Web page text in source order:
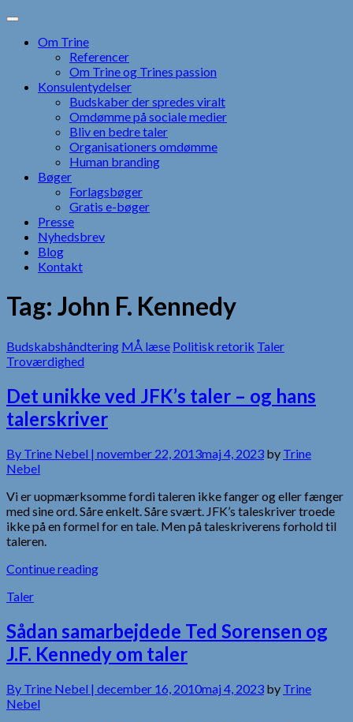
Skip
contentOm Trine
Referencer
Om Trine og Trines passion
Konsulentydelser
Budskaber der spredes viralt
Omdømme på sociale medier
Bliv en bedre taler
Organisationers omdømme
Human branding
Bøger
Forlagsbøger
Gratis e-bøger
Presse
Nyhedsbrev
Blog
Kontakt
Tag: John F. Kennedy
Budskabshåndtering MÅ læse Politisk retorik Taler
Troværdighed
Det unikke ved JFK’s taler – og hans
talerskriver
By Trine Nebel | november 22, 2013maj 4, 2023 by Trine
Nebel
Vi er uopmærksomme fordi taleren ikke fanger og eller fænger
med sine ord. Såre enkelt. Såre svært. JFK’s taleskriver troede
ikke på en formel for en tale. Men på taleskriverens forhold til
taleren.
Continue reading
Taler
Sådan samarbejdede Ted Sorensen og
J.F. Kennedy om taler
By Trine Nebel | december 16, 2010maj 4, 2023 by Trine
Nebel